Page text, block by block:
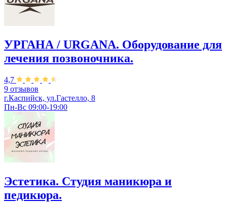
УРГАНА / URGANA. Оборудование для
лечения позвоночника.
4,7
9 отзывов
г.Каспийск, ул.Гастелло, 8
Пн-Вс 09:00-19:00
Эстетика. Студия маникюра и
педикюра.